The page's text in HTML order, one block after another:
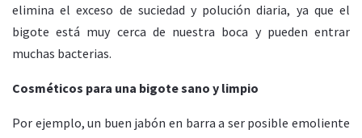
elimina el exceso de suciedad y polución diaria, ya que el
bigote está muy cerca de nuestra boca y pueden entrar
muchas bacterias.
Cosméticos para una bigote sano y limpio
Por ejemplo, un buen jabón en barra a ser posible emoliente